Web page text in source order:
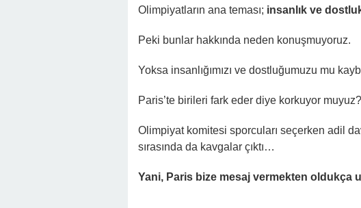
Olimpiyatların ana teması; insanlık ve
Peki bunlar hakkında neden konuşmuyoruz.
Yoksa insanlığımızı ve dostluğumuzu mu
Paris’te birileri fark eder diye korkuyor muyuz?
Olimpiyat komitesi sporcuları seçerken adil
sırasında da kavgalar çıktı…
Yani, Paris bize mesaj vermekten oldukça